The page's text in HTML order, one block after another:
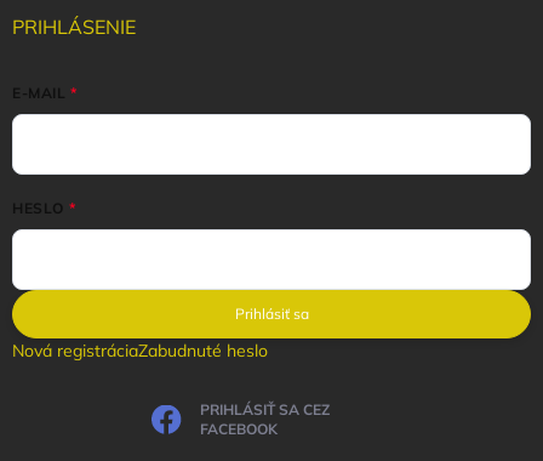
PRIHLÁSENIE
E-MAIL
HESLO
Prihlásiť sa
Nová registráciaZabudnuté heslo
PRIHLÁSIŤ SA CEZ
FACEBOOK